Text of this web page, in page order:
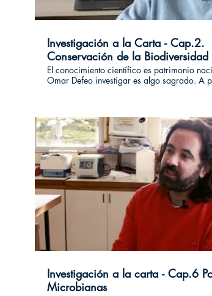
Investigación a la Carta - Cap.2.
Conservación de la Biodiversidad
El conocimiento científico es patrimonio
Omar Defeo investigar es algo sagrado. A
Este video forma parte de un ciclo de
llamamos “Investigación a la carta” donde
socios de la Investiga uy difunden un
área de investigación.
Investigación a la carta - Cap.6 Poblaciones
Microbianas